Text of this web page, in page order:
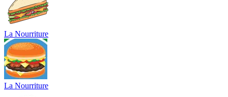
La Nourriture
La Nourriture